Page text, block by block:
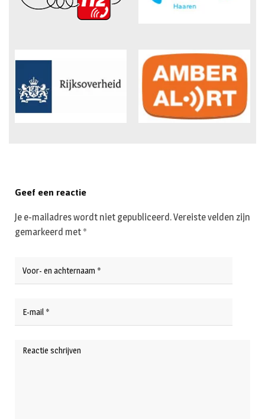
Geef een reactie
Je e-mailadres wordt niet gepubliceerd.Vereiste velden zijn
gemarkeerd met *